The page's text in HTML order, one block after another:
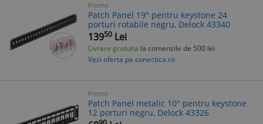
Promo
Patch Panel 19" pentru keystone 24
porturi rotabile negru, Delock 43340
13950 Lei
Livrare gratuita la comenzile de 500 lei
Vezi oferta pe conectica.ro
Promo
Patch Panel metalic 10" pentru keystone
12 porturi negru, Delock 43326